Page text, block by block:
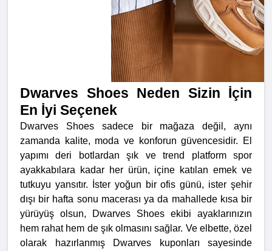
Dwarves Shoes Neden Sizin İçin
En İyi Seçenek
Dwarves Shoes sadece bir mağaza değil, aynı
zamanda kalite, moda ve konforun güvencesidir. El
yapımı deri botlardan şık ve trend platform spor
ayakkabılara kadar her ürün, içine katılan emek ve
tutkuyu yansıtır. İster yoğun bir ofis günü, ister şehir
dışı bir hafta sonu macerası ya da mahallede kısa bir
yürüyüş olsun, Dwarves Shoes ekibi ayaklarınızın
hem rahat hem de şık olmasını sağlar. Ve elbette, özel
olarak hazırlanmış Dwarves kuponları sayesinde